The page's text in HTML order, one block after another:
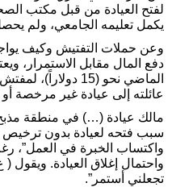
لفتح العيادة من قبل مكتب
يكمل تعليمه الجامعي، ولم
وعن حملات التفتيش وكيف
الماضي نحو (15
عائلته إلى عيادة غير مرخصة أو
سبب فتحه لعيادة بدون
واكتساب الخبرة في العمل”،
واحتمال إغلاق العيادة. ويقول
تجعلني أستمر”.